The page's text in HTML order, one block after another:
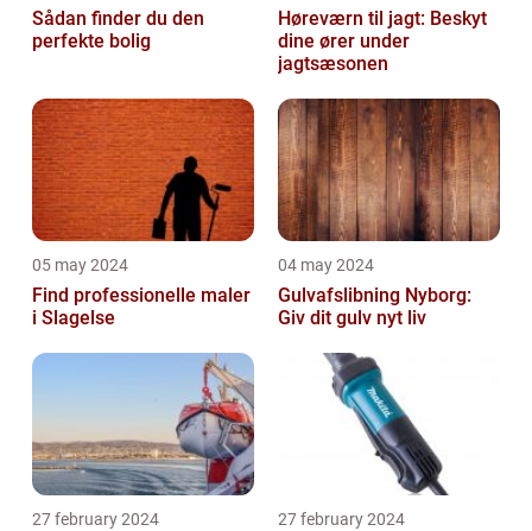
Sådan finder du den
perfekte bolig
Høreværn til jagt: Beskyt
dine ører under
jagtsæsonen
05 may 2024
Find professionelle maler
i Slagelse
04 may 2024
Gulvafslibning Nyborg:
Giv dit gulv nyt liv
27 february 2024 27 february 2024